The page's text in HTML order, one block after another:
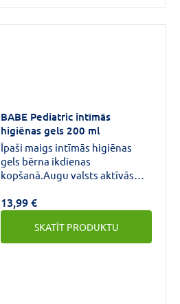
BABE Pediatric intīmās
higiēnas gels 200 ml
Īpaši maigs intīmās higiēnas
gels bērna ikdienas
kopšanā.Augu valsts aktīvās
sakairinātu ādu nesausinot
gļotādu.Var lietot profilaktiski
autiņu dermatīta, piena sēnes
u.c.kairinājumu gadījumos.
13,99 €
SKATĪT PRODUKTU